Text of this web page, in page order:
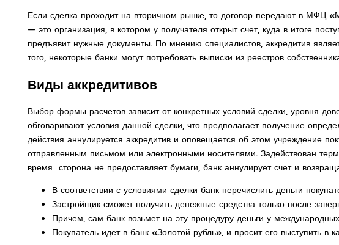
Если сделка проходит на вторичном рынке, то договор передают в МФЦ
— это организация, в котором у получателя открыт счет, куда в итоге
предъявит нужные документы. По мнению специалистов, аккредитив
того, некоторые банки могут потребовать выписки из реестров
Виды аккредитивов
Выбор формы расчетов зависит от конкретных условий сделки, уровня
обговаривают условия данной сделки, что предполагает получение
действия аннулируется аккредитив и оповещается об этом учреждение
отправленным письмом или электронными носителями. Задействован
время сторона не предоставляет бумаги, банк аннулирует счет и
В соответствии с условиями сделки банк перечислить деньги
Застройщик сможет получить денежные средства только после
Причем, сам банк возьмет на эту процедуру деньги у
Покупатель идет в банк «Золотой рубль», и просит его выступить в